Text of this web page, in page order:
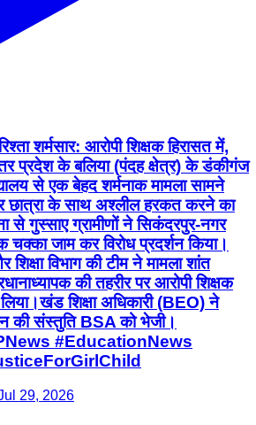
शर्मसार: आरोपी शिक्षक हिरासत में,
प्रदेश के बलिया (पंदह क्षेत्र) के डंकीगंज
से एक बेहद शर्मनाक मामला सामने
छात्रा के साथ अश्लील हरकत करने का
से गुस्साए ग्रामीणों ने सिकंदरपुर-नगर
चक्का जाम कर विरोध प्रदर्शन किया।
विभाग की टीम ने मामला शांत
की तहरीर पर आरोपी शिक्षक
​खंड शिक्षा अधिकारी (BEO) ने
की संस्तुति BSA को भेजी।
#EducationNews
29, 2026